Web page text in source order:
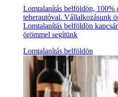
Lomtalanítás belföldön, 100%
teherautóval. Vállalkozásunk
Lomtalanítás belföldön
örömmel segítünk
Lomtalanítás belföldön